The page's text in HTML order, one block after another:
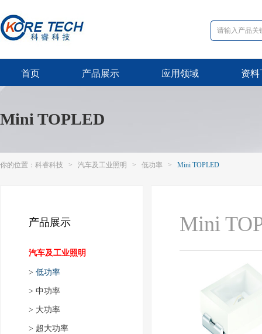
首页 产品展示 应用领域 资料
Mini TOPLED
你的位置： 科睿科技 > 汽车及工业照明 > 低功率 > Mini TOPLED
产品展示
汽车及工业照明
> 低功率
> 中功率
> 大功率
> 超大功率
Mini